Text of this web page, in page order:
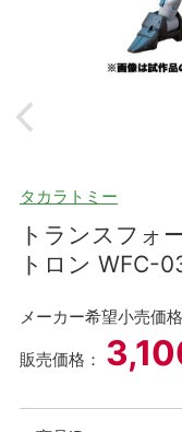
タカラトミー
トランスフォ
トロン WFC-
メーカー希望小売価格
販売価格：